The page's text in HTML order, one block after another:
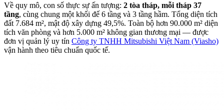
Về quy mô, con số thực sự ấn tượng: 2 tòa tháp, mỗi tháp 37
tầng, cùng chung một khối đế 6 tầng và 3 tầng hầm. Tổng diện tích
đất 7.684 m², mật độ xây dựng 49,5%. Toàn bộ hơn 90.000 m² diện
tích văn phòng và hơn 5.000 m² không gian thương mại — được
đơn vị quản lý uy tín Công ty TNHH Mitsubishi Việt Nam (Viasho)
vận hành theo tiêu chuẩn quốc tế.